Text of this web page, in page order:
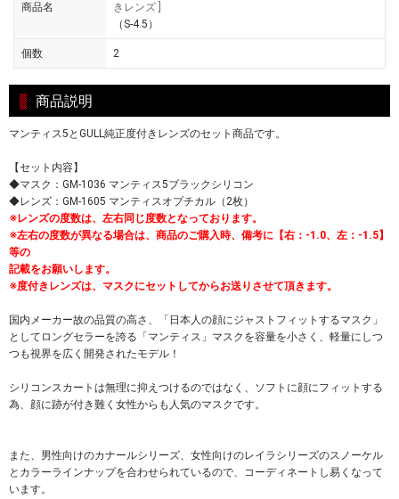
商品名
きレンズ ]
（S-4.5）
個数 2
商品説明
マンティス5とGULL純正度付きレンズのセット商品です。
【セット内容】
◆マスク：GM-1036 マンティス5ブラックシリコン
◆レンズ：GM-1605 マンティスオプチカル（2枚）
※レンズの度数は、左右同じ度数となっております。
※左右の度数が異なる場合は、商品のご購入時、備考に【右：-1.0、左：-1.5】
等の
記載をお願いします。
※度付きレンズは、マスクにセットしてからお送りさせて頂きます。
国内メーカー故の品質の高さ、「日本人の顔にジャストフィットするマスク」
としてロングセラーを誇る「マンティス」マスクを容量を小さく、軽量にしつ
つも視界を広く開発されたモデル！
シリコンスカートは無理に抑えつけるのではなく、ソフトに顔にフィットする
為、顔に跡が付き難く女性からも人気のマスクです。
また、男性向けのカナールシリーズ、女性向けのレイラシリーズのスノーケル
とカラーラインナップを合わせられているので、コーディネートし易くなって
います。